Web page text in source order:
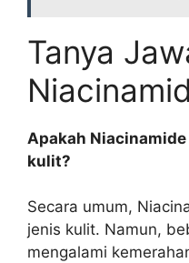
Tanya
Apakah
kulit?
Secara umum,
jenis kulit. Namun,
mengalami